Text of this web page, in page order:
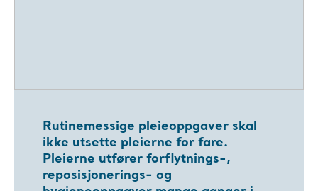
Rutinemessige pleieoppgaver skal
ikke utsette pleierne for fare.
Pleierne utfører forflytnings-,
reposisjonerings- og